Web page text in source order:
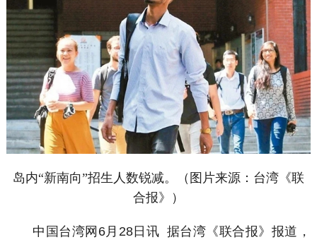
岛内“新南向”招生人数锐减。（图片来源：台湾《联
合报》）
中国台湾网6月28日讯 据台湾《联合报》报道，